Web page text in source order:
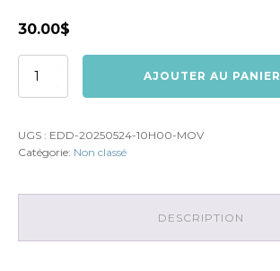
30.00$
quantité
mai
10h00
AJOUTER AU PANIER
UGS : EDD-20250524-10H00-MOV
Catégorie: Non classé
DESCRIPTION